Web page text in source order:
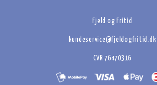
Fjeld og Fritid
kundeservice@fjeldogfritid.dk
CVR 76470316